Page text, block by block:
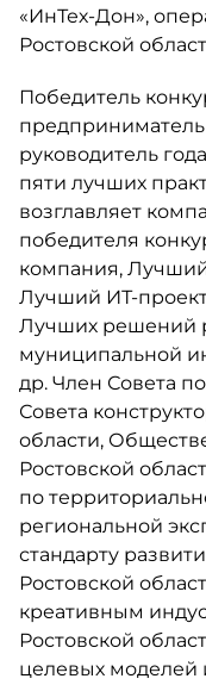
«ИнТех-Дон»,
Ростовской
Победитель
предприниматель
руководитель
пяти лучших
возглавляет
победителя
компания, Лучший
Лучший ИТ-проект
Лучших решений
муниципальной
др. Член Совета
Совета
области,
Ростовской
по
региональной
стандарту
Ростовской
креативным
Ростовской
целевых моделей